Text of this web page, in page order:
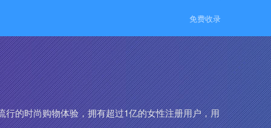
免费收录
的时尚购物体验，拥有超过1亿的女性注册用户，用